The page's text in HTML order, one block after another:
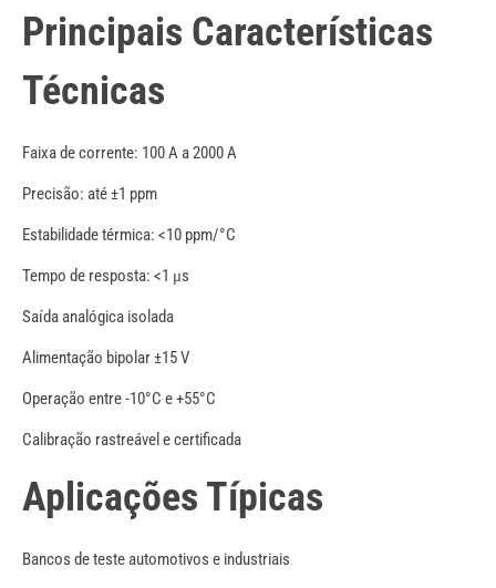
Principais Características
Técnicas
Faixa de corrente: 100 A a 2000 A
Precisão: até ±1 ppm
Estabilidade térmica: <10 ppm/°C
Tempo de resposta: <1 μs
Saída analógica isolada
Alimentação bipolar ±15 V
Operação entre -10°C e +55°C
Calibração rastreável e certificada
Aplicações Típicas
Bancos de teste automotivos e industriais